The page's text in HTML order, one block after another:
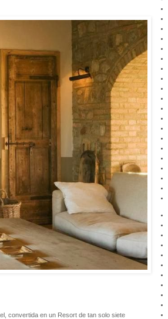
convertida en un Resort de tan solo siete